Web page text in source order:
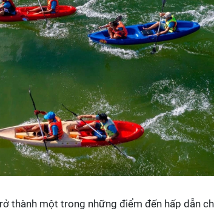
thành một trong những điểm đến hấp dẫn